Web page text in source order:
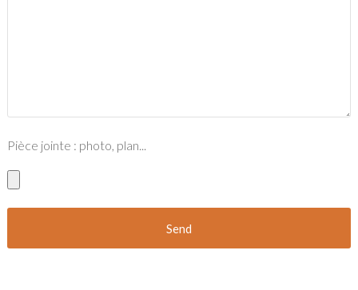
Pièce jointe : photo, plan...